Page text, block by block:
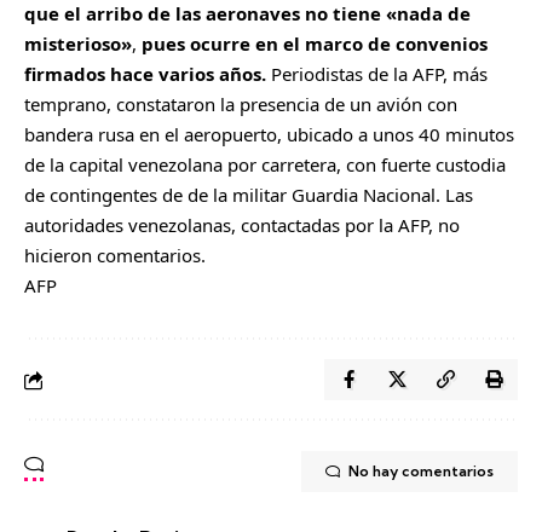
que el arribo de las aeronaves no tiene «nada de
misterioso», pues ocurre en el marco de convenios
firmados hace varios años. Periodistas de la AFP, más
temprano, constataron la presencia de un avión con
bandera rusa en el aeropuerto, ubicado a unos 40 minutos
de la capital venezolana por carretera, con fuerte custodia
de contingentes de de la militar Guardia Nacional. Las
autoridades venezolanas, contactadas por la AFP, no
hicieron comentarios.
AFP
No hay comentarios